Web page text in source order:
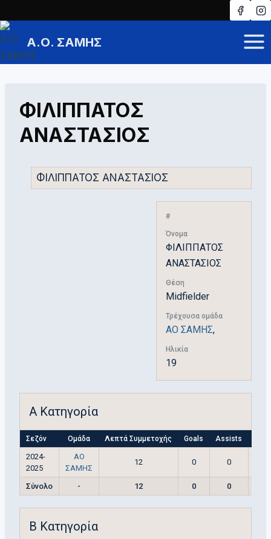
to
contentΑ.Ο. ΣΑΜΗΣ
ΦΙΛΙΠΠΑΤΟΣ
ΑΝΑΣΤΑΣΙΟΣ
#
Όνομα
ΦΙΛΙΠΠΑΤΟΣ
ΑΝΑΣΤΑΣΙΟΣ
Θέση
Midfielder
Τρέχουσα ομάδα
ΑΟ ΣΑΜΗΣ,
Ηλικία
19
Α Κατηγορία
Σεζόν Ομάδα Λεπτά Συμμετοχής Goals Assists
2024-
2025
ΑΟ
ΣΑΜΗΣ
12 0 0
Σύνολο - 12 0 0
Β Κατηγορία